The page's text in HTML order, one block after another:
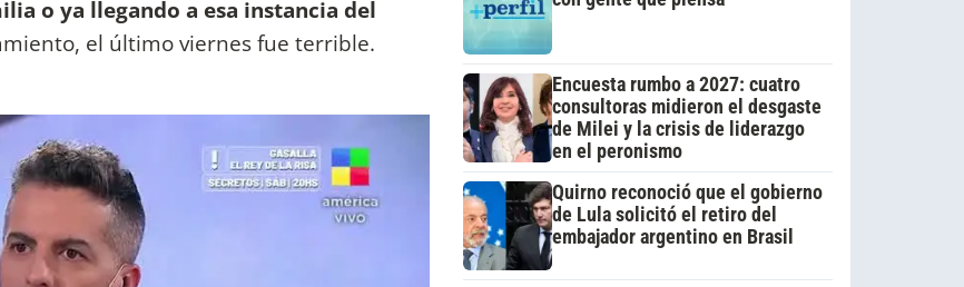
o ya llegando a esa instancia del
el último viernes fue terrible.
Encuesta rumbo a 2027: cuatro
consultoras midieron el desgaste
de Milei y la crisis de liderazgo
en el peronismo
Quirno reconoció que el gobierno
de Lula solicitó el retiro del
embajador argentino en Brasil